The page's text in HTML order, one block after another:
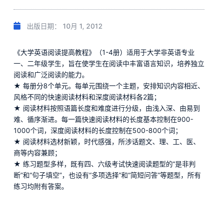
出版日期： 10月 1, 2012
《大学英语阅读提高教程》（1-4册）适用于大学非英语专业
一、二年级学生，旨在使学生在阅读中丰富语言知识，培养独立
阅读和广泛阅读的能力。
★ 每册分8个单元。每单元围绕一个主题，安排知识内容相近、
风格不同的快速阅读材料和深度阅读材料各2篇；
★ 阅读材料按照语篇长度和难度进行分级，由浅入深、由易到
难、循序渐进。每一篇快速阅读材料的长度基本控制在900-
1000个词，深度阅读材料的长度控制在500-800个词；
★ 阅读材料选材新颖，时代感强，所涉话题文、理、工、医、
商等内容兼顾；
★ 练习题型多样，既有四、六级考试快速阅读题型的“是非判
断”和“句子填空”，也设有“多项选择”和“简短问答”等题型，所有
练习均附有答案。